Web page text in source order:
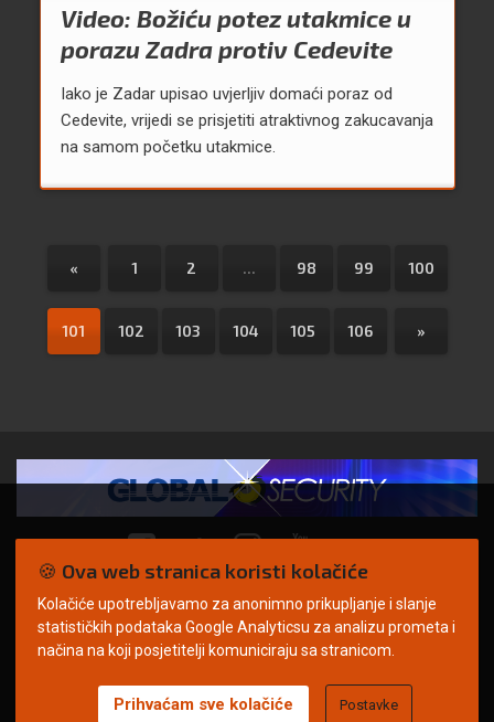
Video: Božiću potez utakmice u
porazu Zadra protiv Cedevite
Iako je Zadar upisao uvjerljiv domaći poraz od
Cedevite, vrijedi se prisjetiti atraktivnog zakucavanja
na samom početku utakmice.
« 1 2 ... 98 99 100
101 102 103 104 105 106 »
© Copyright 2026. | ARILEO
🍪 Ova web stranica koristi kolačiće
Kolačiće upotrebljavamo za anonimno prikupljanje i slanje
statističkih podataka Google Analyticsu za analizu prometa i
načina na koji posjetitelji komuniciraju sa stranicom.
Prihvaćam sve kolačiće Postavke